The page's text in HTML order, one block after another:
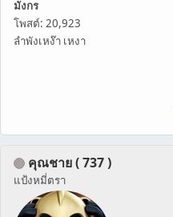
มังกร
โพสต์: 20,923
ลำพังเหง๊า เหงา
คุณชาย ( 737 )
แป้งหมี่ตรา